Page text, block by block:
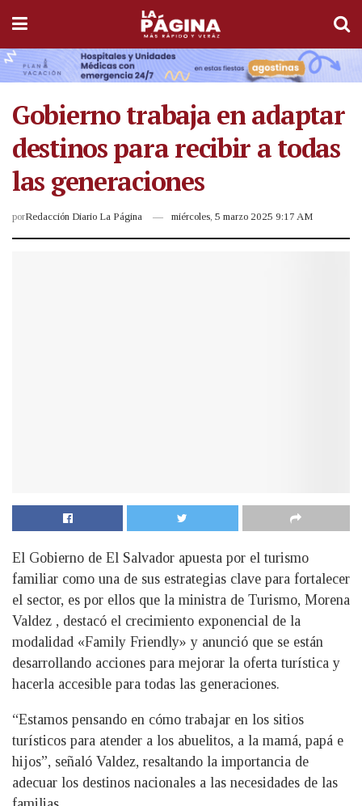
Gobierno trabaja en adaptar
destinos para recibir a todas
las generaciones
porRedacción Diario La Página miércoles, 5 marzo 2025 9:17 AM
El Gobierno de El Salvador apuesta por el turismo
familiar como una de sus estrategias clave para fortalecer
el sector, es por ellos que la ministra de Turismo, Morena
Valdez , destacó el crecimiento exponencial de la
modalidad «Family Friendly» y anunció que se están
desarrollando acciones para mejorar la oferta turística y
hacerla accesible para todas las generaciones.
“Estamos pensando en cómo trabajar en los sitios
turísticos para atender a los abuelitos, a la mamá, papá e
hijos”, señaló Valdez, resaltando la importancia de
adecuar los destinos nacionales a las necesidades de las